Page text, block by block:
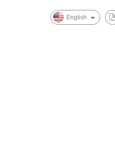
English